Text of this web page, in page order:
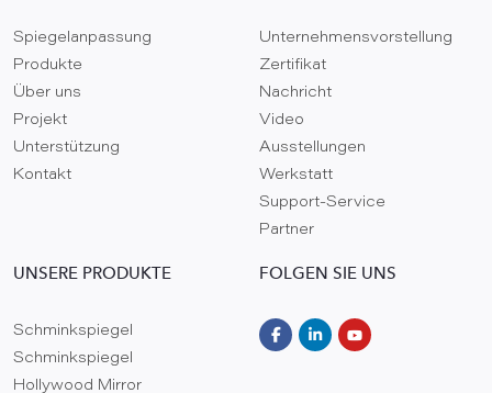
Spiegelanpassung
Produkte
Über uns
Projekt
Unterstützung
Kontakt
Unternehmensvorstellung
Zertifikat
Nachricht
Video
Ausstellungen
Werkstatt
Support-Service
Partner
UNSERE PRODUKTE
Schminkspiegel
Schminkspiegel
Hollywood Mirror
FOLGEN SIE UNS